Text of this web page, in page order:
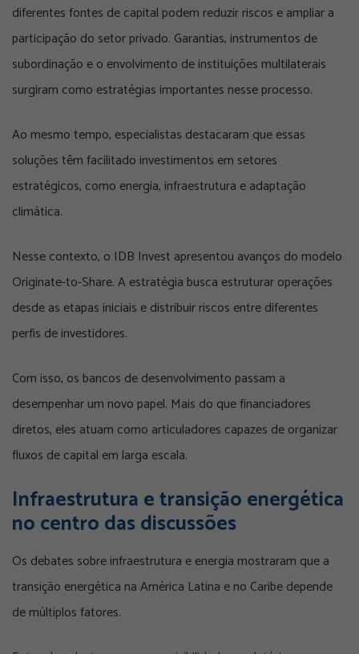
diferentes fontes de capital podem reduzir riscos e ampliar a
participação do setor privado. Garantias, instrumentos de
subordinação e o envolvimento de instituições multilaterais
surgiram como estratégias importantes nesse processo.
Ao mesmo tempo, especialistas destacaram que essas
soluções têm facilitado investimentos em setores
estratégicos, como energia, infraestrutura e adaptação
climática.
Nesse contexto, o IDB Invest apresentou avanços do modelo
Originate-to-Share. A estratégia busca estruturar operações
desde as etapas iniciais e distribuir riscos entre diferentes
perfis de investidores.
Com isso, os bancos de desenvolvimento passam a
desempenhar um novo papel. Mais do que financiadores
diretos, eles atuam como articuladores capazes de organizar
fluxos de capital em larga escala.
Infraestrutura e transição energética
no centro das discussões
Os debates sobre infraestrutura e energia mostraram que a
transição energética na América Latina e no Caribe depende
de múltiplos fatores.